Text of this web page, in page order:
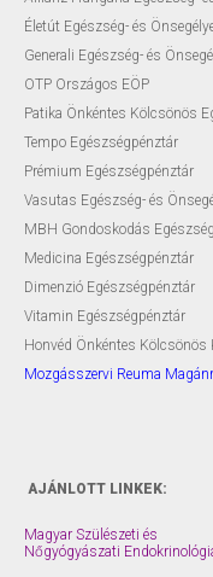
Életút Egészség- és
Generali Egészség- és
OTP Országos EÖP
Patika Önkéntes Kölcsönös
Tempo Egészségpénztár
Prémium Egészségpénztár
Vasutas Egészség- és
MBH Gondoskodás
Medicina Egészségpénztár
Dimenzió Egészségpénztár
Vitamin Egészségpénztár
Honvéd Önkéntes Kölcsönös
Mozgásszervi Reuma
AJÁNLOTT LINKEK:
Magyar Szülészeti és
Nőgyógyászati